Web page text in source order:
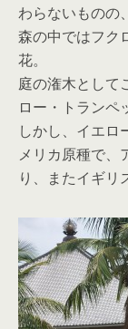
わらないものの
森の中ではフク
花。
庭の潅木として
ロー・トランペ
しかし、イエ
メリカ原種で、
り、またイギリ